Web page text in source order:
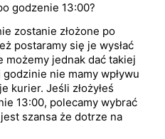
godzenie 13:00?
zostanie złożone po
postaramy się je wysłać
możemy jednak dać takiej
nie mamy wpływu
kurier. Jeśli złożyłeś
13:00, polecamy wybrać
szansa że dotrze na